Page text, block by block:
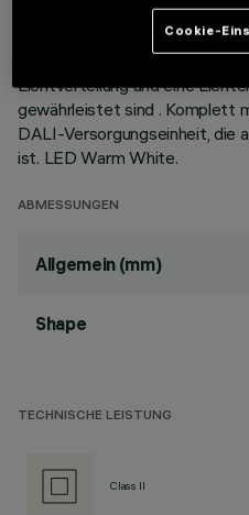
zurückgesetzter Position in
integriert; das optische
Punkt-Effekt entsteht,
Lichtverteilung und eine
gewährleistet sind . Komplett
DALI-Versorgungseinheit, die
ist. LED Warm White.
ABMESSUNGEN
Allgemein (mm)
Shape
TECHNISCHE LEISTUNG
Class II
Cookie-